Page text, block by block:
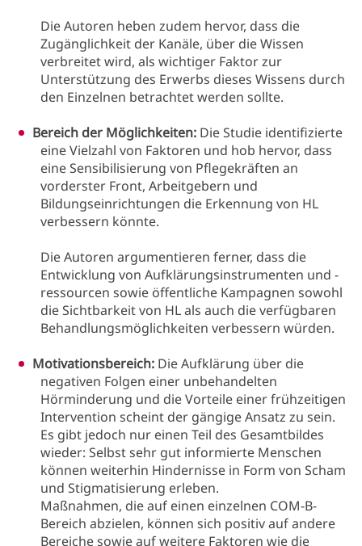
Die Autoren heben zudem hervor, dass die
Zugänglichkeit der Kanäle, über die Wissen
verbreitet wird, als wichtiger Faktor zur
Unterstützung des Erwerbs dieses Wissens durch
den Einzelnen betrachtet werden sollte.
Bereich der Möglichkeiten: Die Studie identifizierte
eine Vielzahl von Faktoren und hob hervor, dass
eine Sensibilisierung von Pflegekräften an
vorderster Front, Arbeitgebern und
Bildungseinrichtungen die Erkennung von HL
verbessern könnte.
Die Autoren argumentieren ferner, dass die
Entwicklung von Aufklärungsinstrumenten und -
ressourcen sowie öffentliche Kampagnen sowohl
die Sichtbarkeit von HL als auch die verfügbaren
Behandlungsmöglichkeiten verbessern würden.
Motivationsbereich: Die Aufklärung über die
negativen Folgen einer unbehandelten
Hörminderung und die Vorteile einer frühzeitigen
Intervention scheint der gängige Ansatz zu sein.
Es gibt jedoch nur einen Teil des Gesamtbildes
wieder: Selbst sehr gut informierte Menschen
können weiterhin Hindernisse in Form von Scham
und Stigmatisierung erleben.
Maßnahmen, die auf einen einzelnen COM-B-
Bereich abzielen, können sich positiv auf andere
Bereiche sowie auf weitere Faktoren wie die